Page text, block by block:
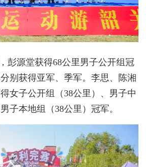
彭源堂获得68公里男子公开组冠
别获得亚军、季军。李思、陈湘
女子公开组（38公里）、男子中
子本地组（38公里）冠军。